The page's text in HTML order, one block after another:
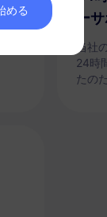
に
ー
当社
24時
たの
める